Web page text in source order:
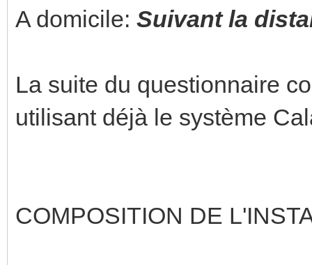
A domicile: Suivant la
La suite du questionnaire
utilisant déjà le système
COMPOSITION DE